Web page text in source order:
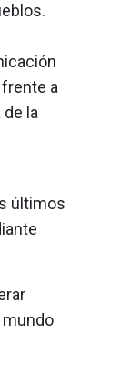
a
la
últimos